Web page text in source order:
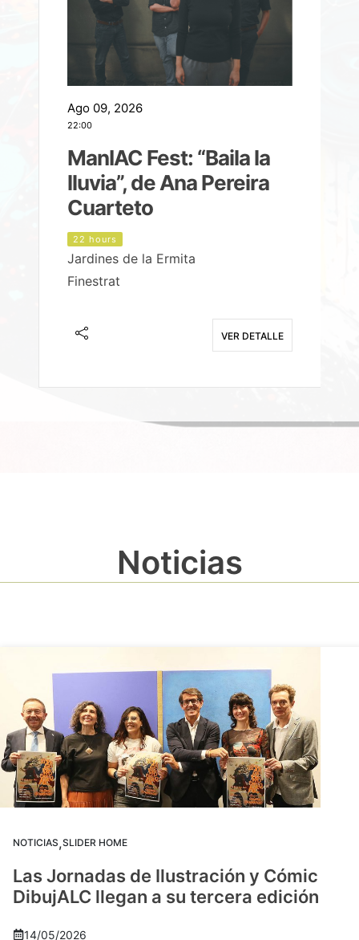
Ago 09, 2026
22:00
ManIAC Fest: “Baila la
lluvia”, de Ana Pereira
Cuarteto
22 hours
Jardines de la Ermita
Finestrat
VER DETALLE
Noticias
NOTICIAS,SLIDER HOME
Las Jornadas de Ilustración y Cómic
DibujALC llegan a su tercera edición
14/05/2026